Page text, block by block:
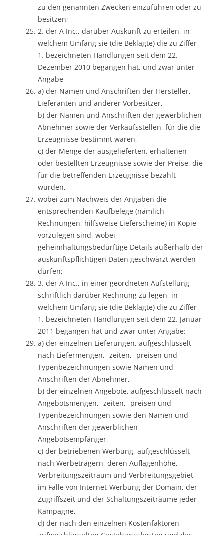
zu den genannten Zwecken einzuführen oder zu
besitzen;
2. der A Inc., darüber Auskunft zu erteilen, in
welchem Umfang sie (die Beklagte) die zu Ziffer
1. bezeichneten Handlungen seit dem 22.
Dezember 2010 begangen hat, und zwar unter
Angabe
a) der Namen und Anschriften der Hersteller,
Lieferanten und anderer Vorbesitzer,
b) der Namen und Anschriften der gewerblichen
Abnehmer sowie der Verkaufsstellen, für die die
Erzeugnisse bestimmt waren,
c) der Menge der ausgelieferten, erhaltenen
oder bestellten Erzeugnisse sowie der Preise, die
für die betreffenden Erzeugnisse bezahlt
wurden,
wobei zum Nachweis der Angaben die
entsprechenden Kaufbelege (nämlich
Rechnungen, hilfsweise Lieferscheine) in Kopie
vorzulegen sind, wobei
geheimhaltungsbedürftige Details außerhalb der
auskunftspflichtigen Daten geschwärzt werden
dürfen;
3. der A Inc., in einer geordneten Aufstellung
schriftlich darüber Rechnung zu legen, in
welchem Umfang sie (die Beklagte) die zu Ziffer
1. bezeichneten Handlungen seit dem 22. Januar
2011 begangen hat und zwar unter Angabe:
a) der einzelnen Lieferungen, aufgeschlüsselt
nach Liefermengen, -zeiten, -preisen und
Typenbezeichnungen sowie Namen und
Anschriften der Abnehmer,
b) der einzelnen Angebote, aufgeschlüsselt nach
Angebotsmengen, -zeiten, -preisen und
Typenbezeichnungen sowie den Namen und
Anschriften der gewerblichen
Angebotsempfänger,
c) der betriebenen Werbung, aufgeschlüsselt
nach Werbeträgern, deren Auflagenhöhe,
Verbreitungszeitraum und Verbreitungsgebiet,
im Falle von Internet-Werbung der Domain, der
Zugriffszeit und der Schaltungszeiträume jeder
Kampagne,
d) der nach den einzelnen Kostenfaktoren